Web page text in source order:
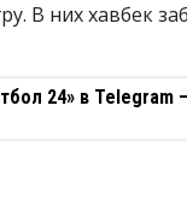
В них хавбек
24» в Telegram